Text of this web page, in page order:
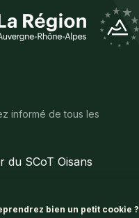
bien un petit cookie ?
informé de tous les
du SCoT Oisans